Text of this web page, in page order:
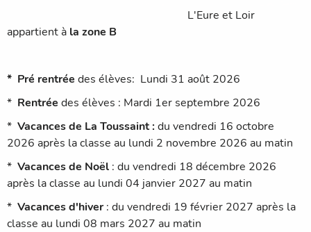
L'Eure et Loir
appartient à la zone B
* Pré rentrée des élèves: Lundi 31 août 2026
* Rentrée des élèves : Mardi 1er septembre 2026
* Vacances de La Toussaint : du vendredi 16 octobre
2026 après la classe au lundi 2 novembre 2026 au matin
* Vacances de Noël : du vendredi 18 décembre 2026
après la classe au lundi 04 janvier 2027 au matin
* Vacances d'hiver : du vendredi 19 février 2027 après la
classe au lundi 08 mars 2027 au matin